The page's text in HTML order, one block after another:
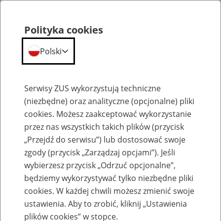
Analizy i raporty
Dobra sytuacja Funduszu Ubezpieczeń
Społecznych
Polityka cookies
Polski
Serwisy ZUS wykorzystują techniczne
(niezbędne) oraz analityczne (opcjonalne) pliki
cookies. Możesz zaakceptować wykorzystanie
przez nas wszystkich takich plików (przycisk
„Przejdź do serwisu”) lub dostosować swoje
zgody (przycisk „Zarządzaj opcjami”). Jeśli
wybierzesz przycisk „Odrzuć opcjonalne”,
będziemy wykorzystywać tylko niezbędne pliki
cookies. W każdej chwili możesz zmienić swoje
ustawienia. Aby to zrobić, kliknij „Ustawienia
plików cookies” w stopce.